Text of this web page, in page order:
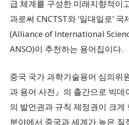
급 체계를 구성한 미래지향적이
과로써 CNCTST와 ‘일대일로’
(Alliance of International
ANSO)이 추천하는 용어집이다.
중국 국가 과학기술용어 심의위
과 용어 사전』의 출간으로 빅데
의 발언권과 규칙 제정권이 크게
분야에서 중국과 세계가 높은 질